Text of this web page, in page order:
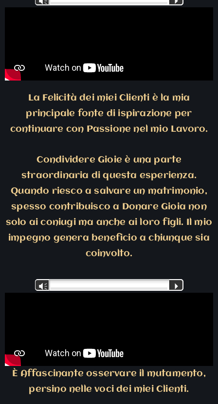
La Felicità dei miei Clienti è la mia
principale fonte di ispirazione per
continuare con Passione nel mio Lavoro.
Condividere Gioie è una parte
straordinaria di questa esperienza.
Quando riesco a salvare un matrimonio,
spesso contribuisco a Donare Gioia non
solo ai coniugi ma anche ai loro figli. Il mio
impegno genera beneficio a chiunque sia
coinvolto.
Audio
Vm P
È Affascinante osservare il mutamento,
persino nelle voci dei miei Clienti.